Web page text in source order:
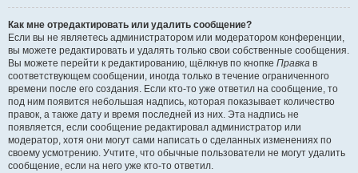
Как мне отредактировать или удалить сообщение?
Если вы не являетесь администратором или модератором конференции,
вы можете редактировать и удалять только свои собственные сообщения.
Вы можете перейти к редактированию, щёлкнув по кнопке Правка в
соответствующем сообщении, иногда только в течение ограниченного
времени после его создания. Если кто-то уже ответил на сообщение, то
под ним появится небольшая надпись, которая показывает количество
правок, а также дату и время последней из них. Эта надпись не
появляется, если сообщение редактировал администратор или
модератор, хотя они могут сами написать о сделанных изменениях по
своему усмотрению. Учтите, что обычные пользователи не могут удалить
сообщение, если на него уже кто-то ответил.